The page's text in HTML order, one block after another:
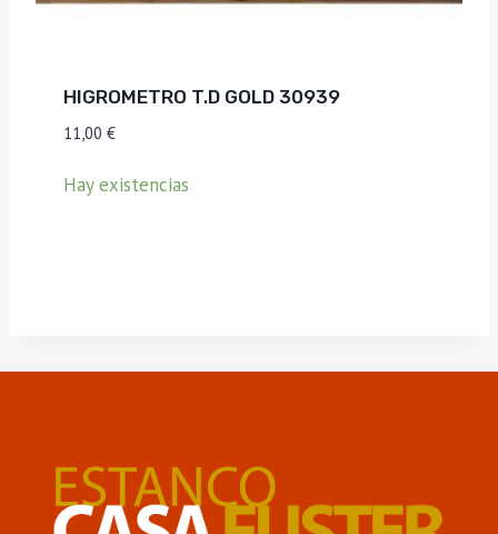
HIGROMETRO T.D GOLD 30939
11,00 €
Hay existencias